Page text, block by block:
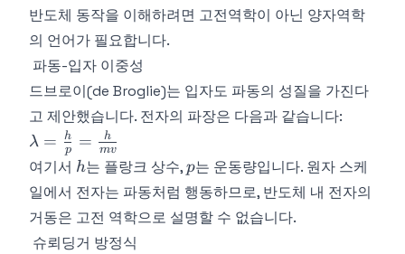
반도체 동작을 이해하려면 고전역학이 아닌 양자역학
의 언어가 필요합니다.
파동-입자 이중성
드브로이(de Broglie)는 입자도 파동의 성질을 가진다
고 제안했습니다. 전자의 파장은 다음과 같습니다:
\lambda
=
\frac{h}
{p} =
\frac{h}
{mv}
λ = p
h = mv
h
여기서 h
h는 플랑크 상수,p
p는 운동량입니다. 원자 스케
일에서 전자는 파동처럼 행동하므로, 반도체 내 전자의
거동은 고전 역학으로 설명할 수 없습니다.
슈뢰딩거 방정식